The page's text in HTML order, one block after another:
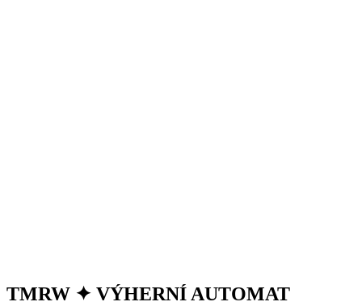
TMRW ✦ VÝHERNÍ AUTOMAT